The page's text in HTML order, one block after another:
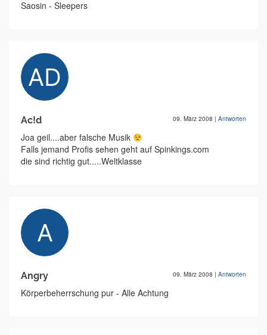
Saosin - Sleepers
Ac!d 09. März 2008 | Antworten
Joa geil....aber falsche Musik
Falls jemand Profis sehen geht auf Spinkings.com
die sind richtig gut.....Weltklasse
Angry 09. März 2008 | Antworten
Körperbeherrschung pur - Alle Achtung